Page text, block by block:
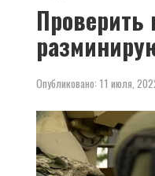
Опубликовано: 11 июля,